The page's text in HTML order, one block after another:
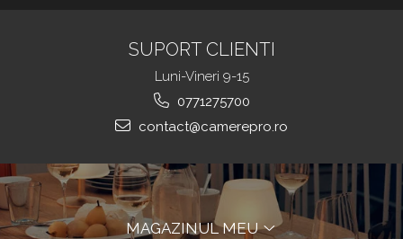
SUPORT CLIENTI
Luni-Vineri 9-15
0771275700
contact@camerepro.ro
MAGAZINUL MEU